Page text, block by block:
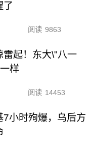
了
阅读 9863
雷起！东大\"八一
样
阅读 14453
7小时殉爆，乌后方